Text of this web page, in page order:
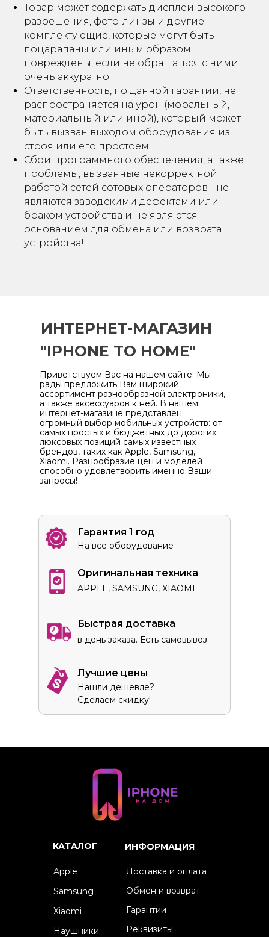
Товар может содержать дисплеи высокого
разрешения, фото-линзы и другие
комплектующие, которые могут быть
поцарапаны или иным образом
повреждены, если не обращаться с ними
очень аккуратно.
Ответственность, по данной гарантии, не
распространяется на урон (моральный,
материальный или иной), который может
быть вызван выходом оборудования из
строя или его простоем.
Сбои программного обеспечения, а также
проблемы, вызванные некорректной
работой сетей сотовых операторов - не
являются заводскими дефектами или
браком устройства и не являются
основанием для обмена или возврата
устройства!
ИНТЕРНЕТ-МАГАЗИН
"IPHONE TO HOME"
Приветствуем Вас на нашем сайте. Мы
рады предложить Вам широкий
ассортимент разнообразной электроники,
а также аксессуаров к ней. В нашем
интернет-магазине представлен
огромный выбор мобильных устройств: от
самых простых и бюджетных до дорогих
люксовых позиций самых известных
брендов, таких как Apple, Samsung,
Xiaomi. Разнообразие цен и моделей
способно удовлетворить именно Ваши
запросы!
Гарантия 1 год
Оригинальная техника
Быстрая доставка
Лучшие цены
На все оборудование
APPLE, SAMSUNG, XIAOMI
в день заказа. Есть самовывоз.
Нашли дешевле?
Сделаем скидку!
КАТАЛОГ ИНФОРМАЦИЯ
Apple
Доставка и оплата
Samsung
Обмен и возврат
Xiaomi
Гарантии
Реквизиты
Наушники